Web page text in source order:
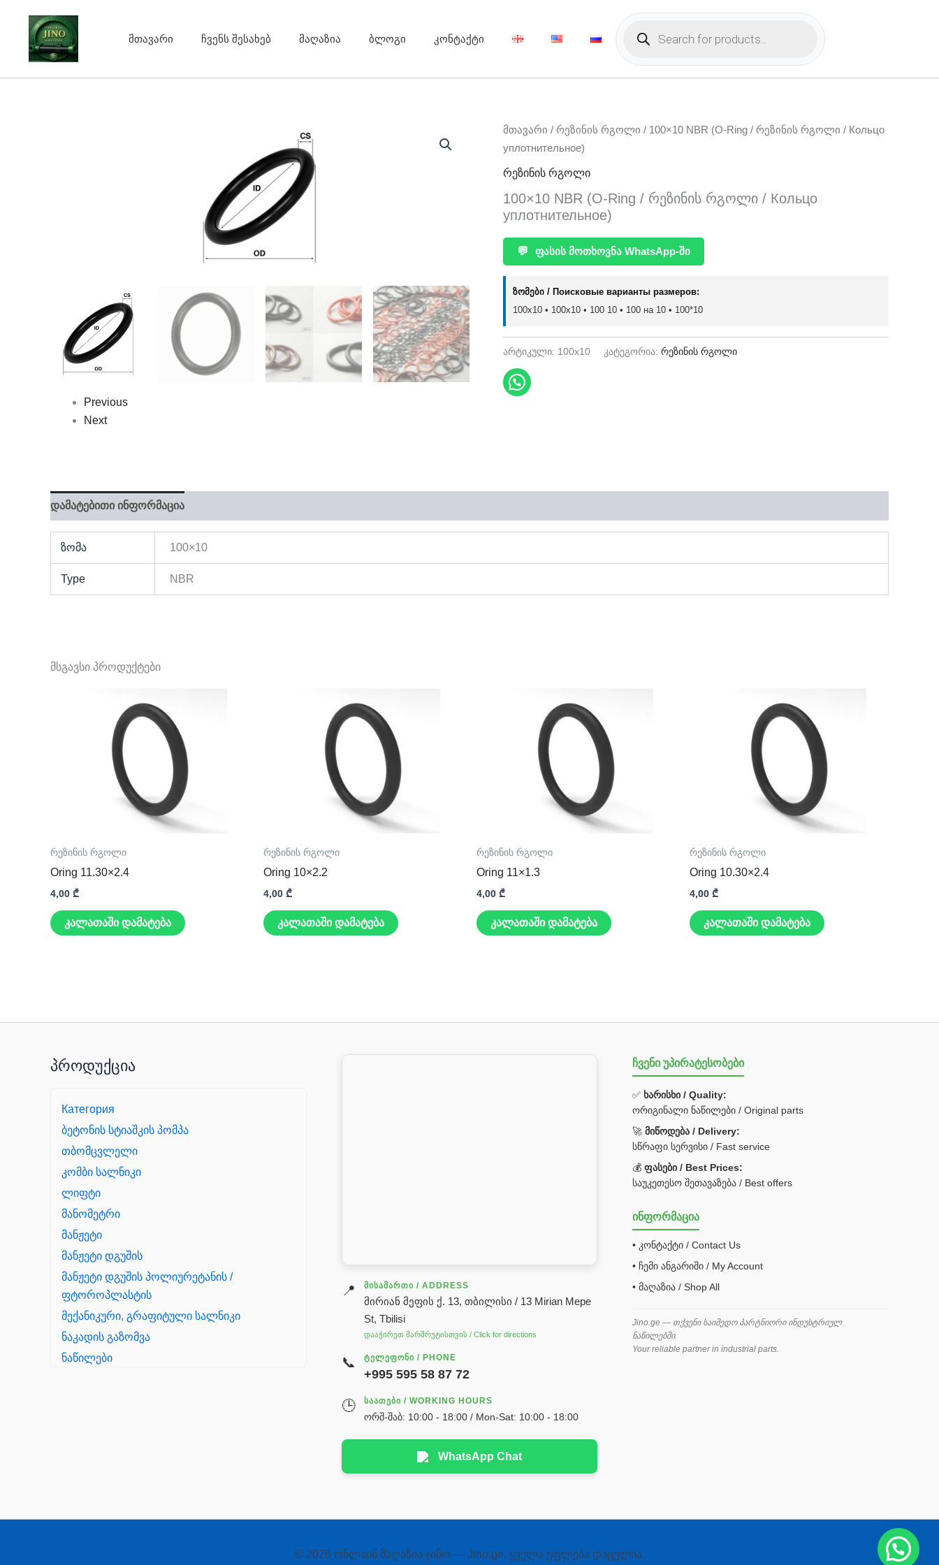
content
მთავარი ჩვენს შესახებ მაღაზია ბლოგი კონტაქტი
Products
search
Previous
Next
მთავარი / რეზინის რგოლი / 100×10 NBR (O-Ring / რეზინის რგოლი / Кольцо
уплотнительное)
რეზინის რგოლი
100×10 NBR (O-Ring / რეზინის რგოლი / Кольцо
уплотнительное)
💬 ფასის მოთხოვნა WhatsApp-ში
ზომები / Поисковые варианты размеров:
100x10 • 100х10 • 100 10 • 100 на 10 • 100*10
არტიკული: 100x10 კატეგორია: რეზინის რგოლი
დამატებითი ინფორმაცია
ზომა 100×10
Type NBR
მსგავსი პროდუქტები
რეზინის რგოლი
Oring 11.30×2.4
4,00 ₾
კალათაში დამატება
რეზინის რგოლი
Oring 10×2.2
4,00 ₾
კალათაში დამატება
რეზინის რგოლი
Oring 11×1.3
4,00 ₾
კალათაში დამატება
რეზინის რგოლი
Oring 10.30×2.4
4,00 ₾
კალათაში დამატება
პროდუქცია
Категория
ბეტონის სტიაშკის პომპა
თბომცვლელი
კომბი სალნიკი
ლიფტი
მანომეტრი
მანჟეტი
მანჟეტი დგუშის
მანჟეტი დგუშის პოლიურეტანის /
ფტოროპლასტის
მექანიკური, გრაფიტული სალნიკი
ნაკადის გაზომვა
ნაწილები
რეზინის რგოლი
📍 ᲛᲘᲡᲐᲛᲐᲠᲗᲘ / ADDRESS
მირიან მეფის ქ. 13, თბილისი / 13 Mirian Mepe
St, Tbilisi
დააჭირეთ მარშრუტისთვის / Click for directions
📞 ᲢᲔᲚᲔᲤᲝᲜᲘ / PHONE
+995 595 58 87 72
🕒 ᲡᲐᲐᲗᲔᲑᲘ / WORKING HOURS
ორშ-შაბ: 10:00 - 18:00 / Mon-Sat: 10:00 - 18:00
WhatsApp Chat
ჩვენი უპირატესობები
✅ ხარისხი / Quality:
ორიგინალი ნაწილები / Original parts
🚀მიწოდება / Delivery:
სწრაფი სერვისი / Fast service
💰ფასები / Best Prices:
საუკეთესო შეთავაზება / Best offers
ინფორმაცია
• კონტაქტი / Contact Us
• ჩემი ანგარიში / My Account
• მაღაზია / Shop All
Jino.ge — თქვენი საიმედო პარტნიორი ინდუსტრიულ
ნაწილებში.
Your reliable partner in industrial parts.
© 2026 ონლაინ მაღაზია ჯინო — Jino.ge. ყველა უფლება დაცულია.